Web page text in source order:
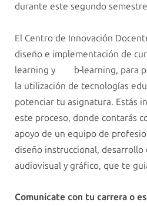
durante este segundo
El Centro de Innovación
diseño e implementación de
learning y b-learning, para
la utilización de tecnologías
potenciar tu asignatura. Estás
este proceso, donde contarás
apoyo de un equipo de
diseño instruccional,
audiovisual y gráfico, que te
Comunícate con tu carrera o